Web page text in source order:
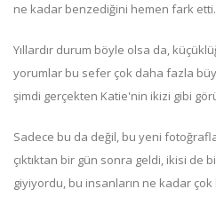
ne kadar benzediğini hemen fark etti.
Yıllardır durum böyle olsa da,
yorumlar bu sefer çok daha fazla
şimdi gerçekten Katie'nin ikizi gibi
Sadece bu da değil, bu yeni
çıktıktan bir gün sonra geldi, ikisi de
giyiyordu, bu insanların ne kadar